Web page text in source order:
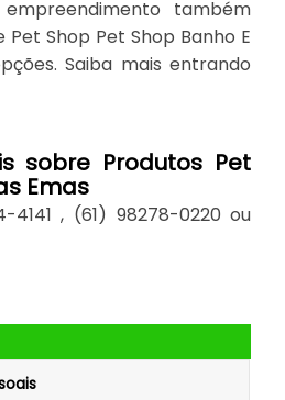
também
Shop Pet Shop Banho E
Saiba mais entrando
sobre Produtos Pet
Emas
4141 , (61) 98278-0220 ou